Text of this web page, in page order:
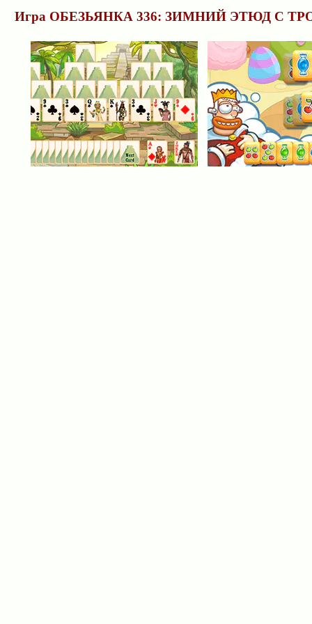
Игра ОБЕЗЬЯНКА 336: ЗИМНИЙ ЭТЮД С